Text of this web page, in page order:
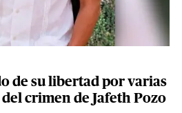
de su libertad por varias
crimen de Jafeth Pozo